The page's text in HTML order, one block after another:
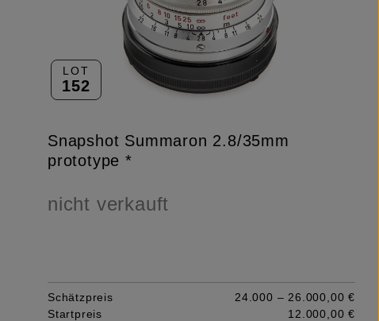
LOT
152
Snapshot Summaron 2.8/35mm
prototype *
nicht verkauft
Schätzpreis
24.000 – 26.000,00 €
Startpreis
12.000,00 €